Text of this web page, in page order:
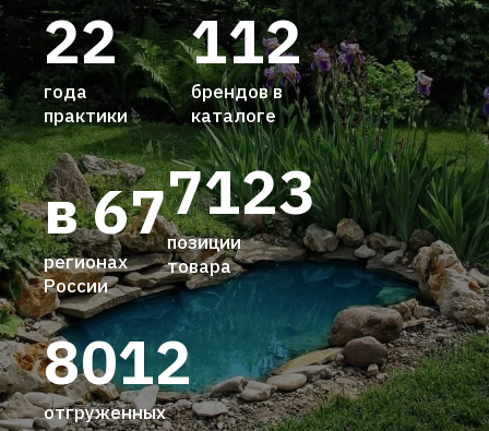
22
года
практики
112
брендов в
каталоге
7123
позиции
товара
8012
отгруженных
в 67
регионах
России